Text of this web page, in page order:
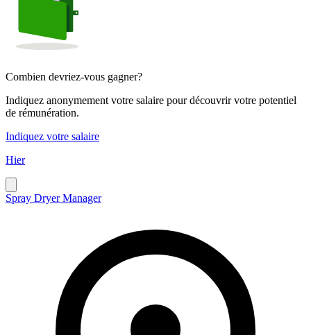
Combien devriez-vous gagner?
Indiquez anonymement votre salaire pour découvrir votre potentiel
de rémunération.
Indiquez votre salaire
Hier
Spray Dryer Manager